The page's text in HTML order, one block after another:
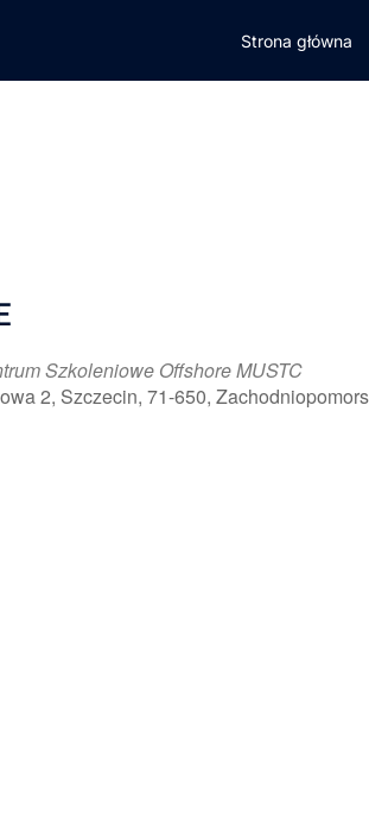
Strona główna
Szkoleniowe Offshore MUSTC
2, Szczecin, 71-650,